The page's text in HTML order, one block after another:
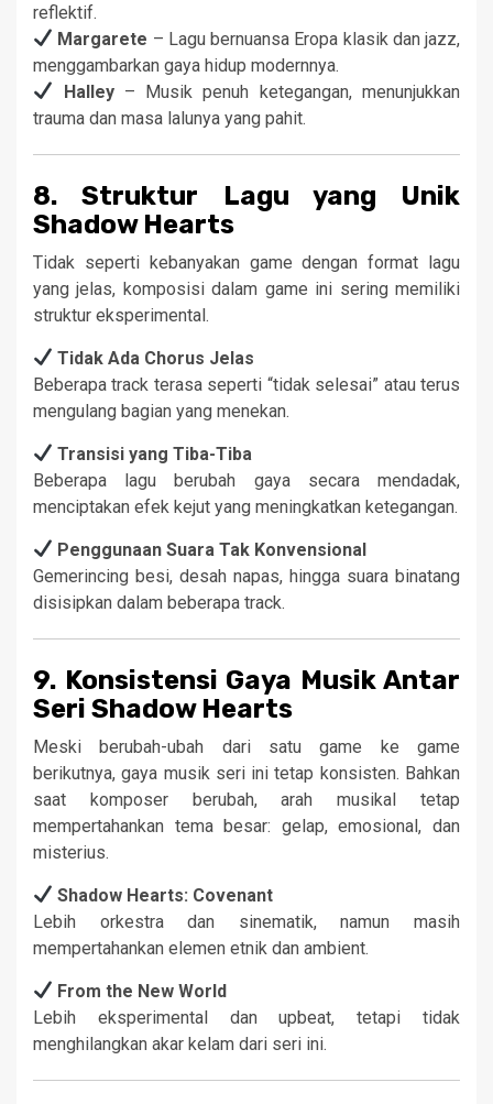
reflektif.
Margarete – Lagu bernuansa Eropa klasik dan jazz,
menggambarkan gaya hidup modernnya.
Halley– Musik penuh ketegangan, menunjukkan
trauma dan masa lalunya yang pahit.
8. Struktur Lagu yang Unik
Shadow Hearts
Tidak seperti kebanyakan game dengan format lagu
yang jelas, komposisi dalam game ini sering memiliki
struktur eksperimental.
Tidak Ada Chorus Jelas
Beberapa track terasa seperti “tidak selesai” atau terus
mengulang bagian yang menekan.
Transisi yang Tiba-Tiba
Beberapa lagu berubah gaya secara mendadak,
menciptakan efek kejut yang meningkatkan ketegangan.
Penggunaan Suara Tak Konvensional
Gemerincing besi, desah napas, hingga suara binatang
disisipkan dalam beberapa track.
9. Konsistensi Gaya Musik Antar
Seri Shadow Hearts
Meski berubah-ubah dari satu game ke game
berikutnya, gaya musik seri ini tetap konsisten. Bahkan
saat komposer berubah, arah musikal tetap
mempertahankan tema besar: gelap, emosional, dan
misterius.
Shadow Hearts: Covenant
Lebih orkestra dan sinematik, namun masih
mempertahankan elemen etnik dan ambient.
From the New World
Lebih eksperimental dan upbeat, tetapi tidak
menghilangkan akar kelam dari seri ini.